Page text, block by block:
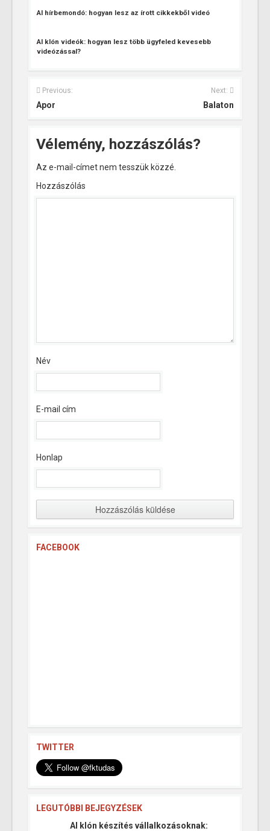
AI hírbemondó: hogyan lesz az írott cikkekből videó
AI klón videók: hogyan lesz több ügyfeled kevesebb
videózással?
Previous:
Apor
Next:
Balaton
Vélemény, hozzászólás?
Az e-mail-címet nem tesszük közzé.
Hozzászólás
Név
E-mail cím
Honlap
FACEBOOK
TWITTER
LEGUTÓBBI BEJEGYZÉSEK
AI klón készítés vállalkozásoknak: